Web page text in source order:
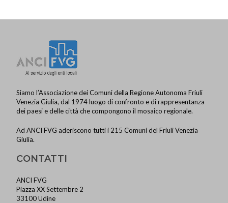
Siamo l’Associazione dei Comuni della Regione Autonoma Friuli
Venezia Giulia, dal 1974 luogo di confronto e di rappresentanza
dei paesi e delle città che compongono il mosaico regionale.
Ad ANCI FVG aderiscono tutti i 215 Comuni del Friuli Venezia
Giulia.
CONTATTI
ANCI FVG
Piazza XX Settembre 2
33100 Udine